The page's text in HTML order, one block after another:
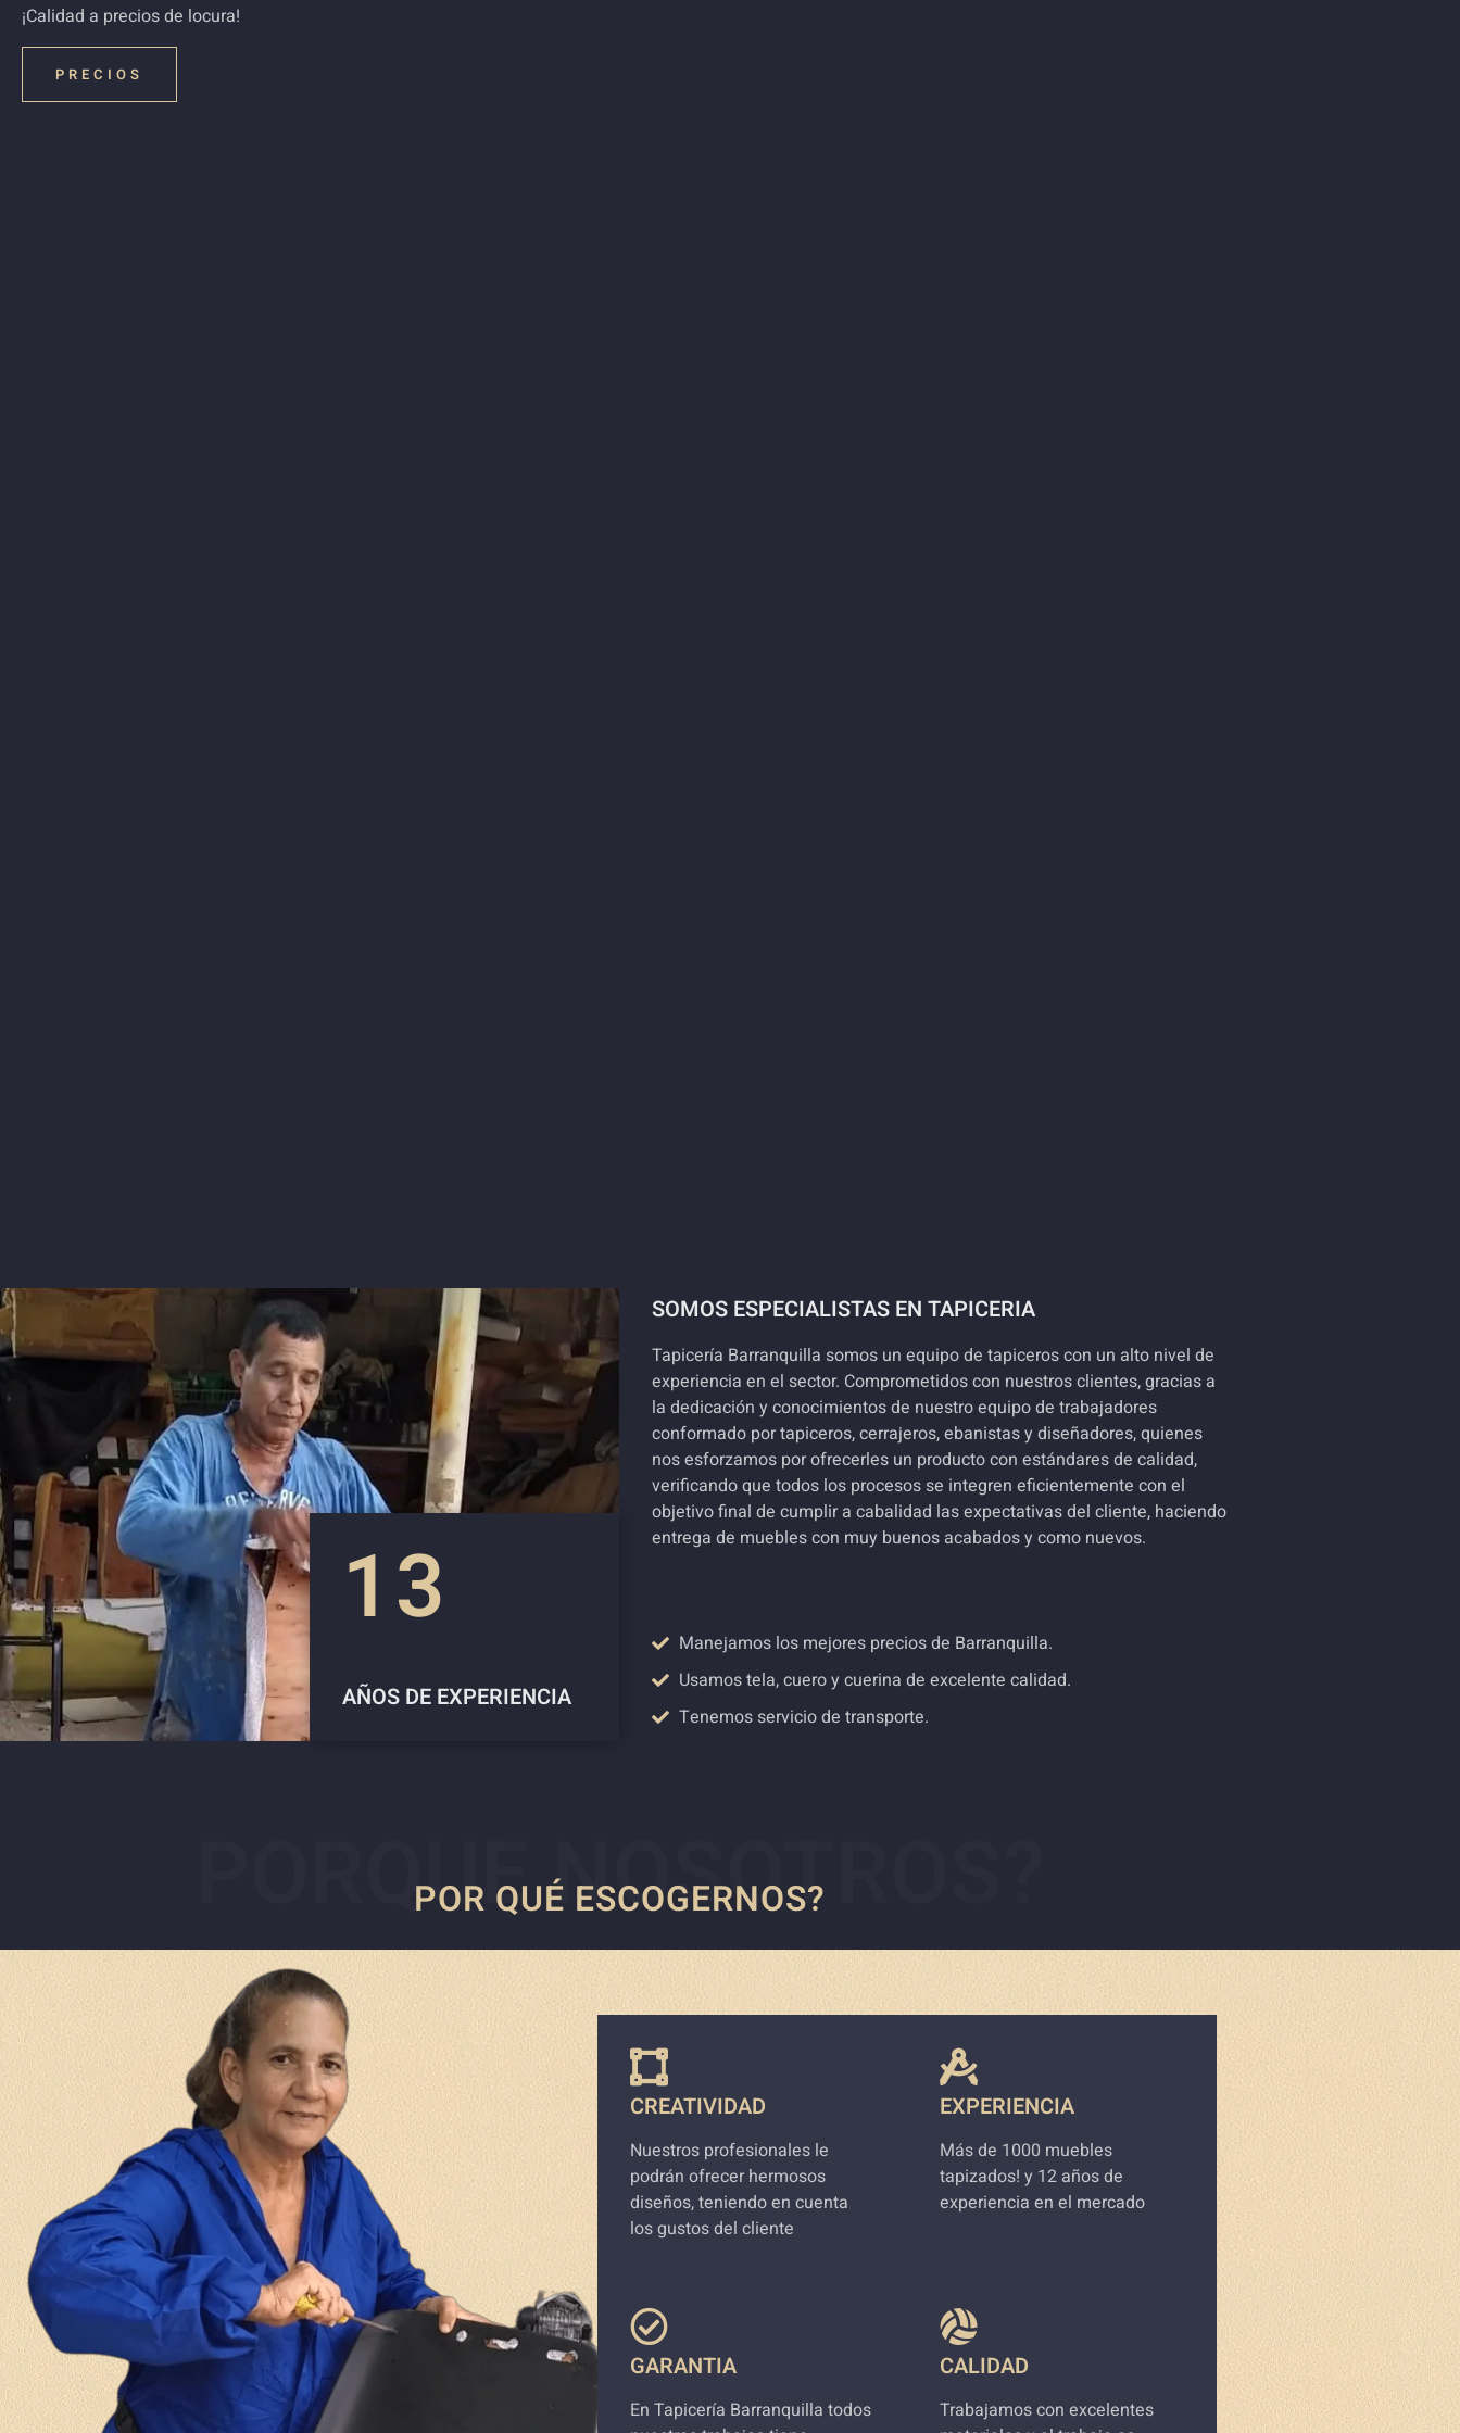
¡Calidad a precios de locura!
PRECIOS
13
AÑOS DE EXPERIENCIA
SOMOS ESPECIALISTAS EN TAPICERIA
Tapicería Barranquilla somos un equipo de tapiceros con un alto nivel de
experiencia en el sector. Comprometidos con nuestros clientes, gracias a
la dedicación y conocimientos de nuestro equipo de trabajadores
conformado por tapiceros, cerrajeros, ebanistas y diseñadores, quienes
nos esforzamos por ofrecerles un producto con estándares de calidad,
verificando que todos los procesos se integren eficientemente con el
objetivo final de cumplir a cabalidad las expectativas del cliente, haciendo
entrega de muebles con muy buenos acabados y como nuevos.
Manejamos los mejores precios de Barranquilla.
Usamos tela, cuero y cuerina de excelente calidad.
Tenemos servicio de transporte.
POR QUÉ ESCOGERNOS?
PORQUE NOSOTROS?
CREATIVIDAD
Nuestros profesionales le
podrán ofrecer hermosos
diseños, teniendo en cuenta
los gustos del cliente
EXPERIENCIA
Más de 1000 muebles
tapizados! y 12 años de
experiencia en el mercado
GARANTIA
En Tapicería Barranquilla todos
CALIDAD
Trabajamos con excelentes